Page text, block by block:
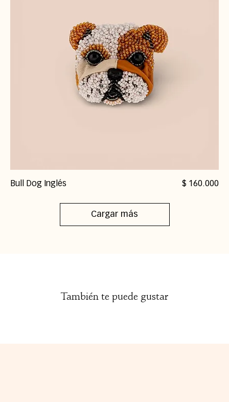
Bull Dog Inglés Precio
$ 160.000
Cargar más
También te puede gustar